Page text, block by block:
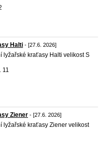
Halti - [27.6. 2026]
lyžařské kraťasy Halti velikost S
11
Ziener - [27.6. 2026]
lyžařské kraťasy Ziener velikost